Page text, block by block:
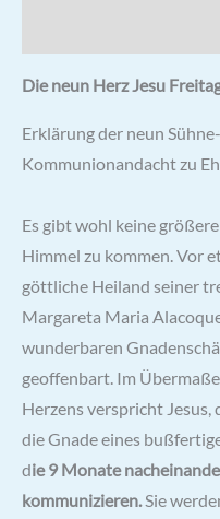
Die neun Herz Jesu
Erklärung der neun
Kommunionandacht zu
Es gibt wohl keine
Himmel zu kommen. Vor
göttliche Heiland seiner
Margareta Maria
wunderbaren
geoffenbart. Im
Herzens verspricht Jesus,
die Gnade eines
die 9 Monate
kommunizieren.Sie